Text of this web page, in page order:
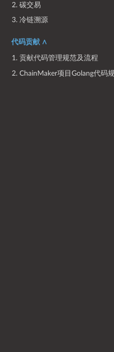
2. 碳交易
3. 冷链溯源
代码贡献 ∧
1. 贡献代码管理规范及流程
2. ChainMaker项目Golang代码